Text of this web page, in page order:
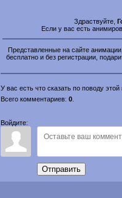
Здраствуйте,
Если у вас есть
Представленные на сайте
бесплатно и без регистрации,
У вас есть что сказать по поводу
Всего комментариев: 0
Войдите:
Отправить